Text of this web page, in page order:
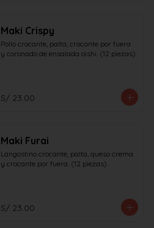
Maki Crispy
Pollo crocante, palta, crocante por fuera
y coronado de ensalada oishi. (12 piezas)
S/ 23.00
Maki Furai
Langostino crocante, palta, queso crema
y crocante por fuera. (12 piezas)
S/ 23.00